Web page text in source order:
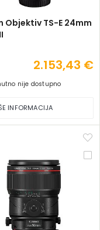
Objektiv TS-E 24mm
2.153,43 €
nije dostupno
INFORMACIJA